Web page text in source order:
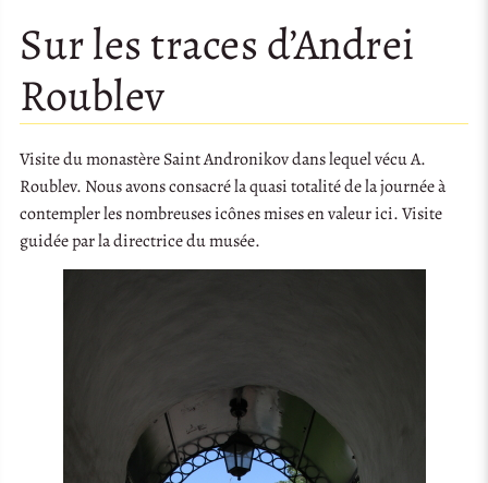
Sur les traces d’Andrei
Roublev
Visite du monastère Saint Andronikov dans lequel vécu A.
Roublev. Nous avons consacré la quasi totalité de la journée à
contempler les nombreuses icônes mises en valeur ici. Visite
guidée par la directrice du musée.